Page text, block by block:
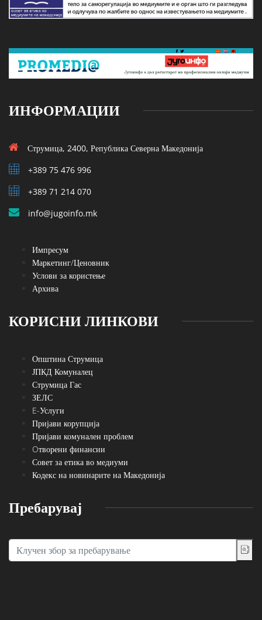
ИНФОРМАЦИИ
Струмица, 2400, Република Северна Македонија
+389 75 476 996
+389 71 214 070
info@jugoinfo.mk
Импресум
Маркетинг/Ценовник
Услови за користење
Архива
КОРИСНИ ЛИНКОВИ
Општина Струмица
ЈПКД Комуналец
Струмица Гас
ЗЕЛС
E-Услуги
Пријави корупција
Пријави комунален проблем
Oтворени финансии
Совет за етика во медиуми
Кодекс на новинарите на Македонија
Пребарувај